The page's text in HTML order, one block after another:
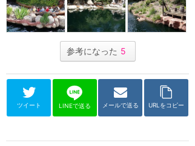
参考になった 5
ツイート LINEで送る メールで送る URLをコピー